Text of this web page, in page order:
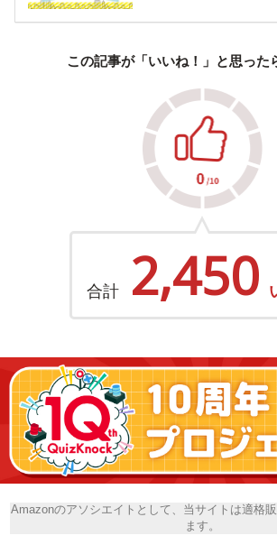
この記事が「いいね！」と思った
合計 2,450
Amazonのアソシエイトとして、当サイトは適格
ます。